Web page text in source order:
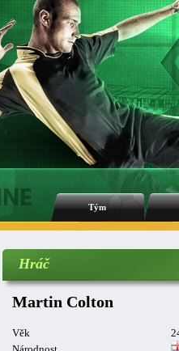
Tým
Hráč
Martin Colton
Věk